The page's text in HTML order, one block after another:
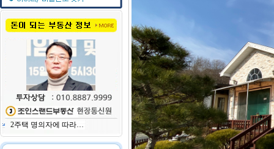
개업한지 1년만에 점…
부동산 복비가 아깝다…
부부공동 소유로 절세…
2주택 명의자에 따라…
양평, 동부권 교통 중…
기획부동산 땅 속에서…